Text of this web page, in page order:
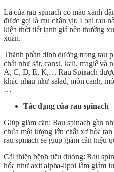
Lá của rau spinach có màu xanh
được gọi là rau chân vịt. Loại rau
kiện thời tiết lạnh giá nên thường
xuân.
Thành phần dinh dưỡng trong rau
chất như sắt, canxi, kali, magiê và
A, C, D, E, K,… Rau Spinach
khác nhau như salad, món canh,
…
Tác dụng của rau spinach
Giúp giảm cân: Rau spinach gần
chứa một lượng lớn chất xơ hòa
rau spinach sẽ giúp giảm cân hiệu
Cải thiện bệnh tiểu đường: Rau
hóa như axit alpha-lipoi làm giảm